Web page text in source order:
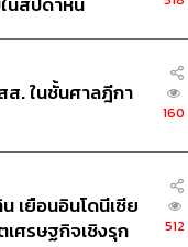
ส. ในชั้นศาลฎีกา
160
เยือนอินโดนีเซีย
ศรษฐกิจเชิงรุก
512